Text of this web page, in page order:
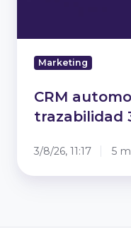
Marketing
CRM
trazabilidad
3/8/26, 11:17 5